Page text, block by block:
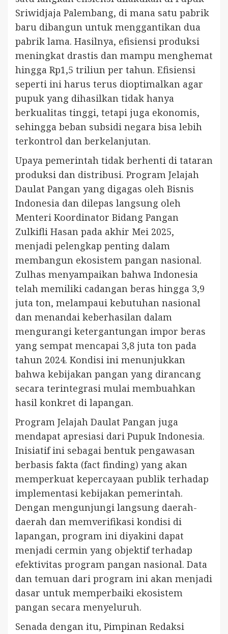
Sriwidjaja Palembang, di mana satu pabrik
baru dibangun untuk menggantikan dua
pabrik lama. Hasilnya, efisiensi produksi
meningkat drastis dan mampu menghemat
hingga Rp1,5 triliun per tahun. Efisiensi
seperti ini harus terus dioptimalkan agar
pupuk yang dihasilkan tidak hanya
berkualitas tinggi, tetapi juga ekonomis,
sehingga beban subsidi negara bisa lebih
terkontrol dan berkelanjutan.
Upaya pemerintah tidak berhenti di tataran
produksi dan distribusi. Program Jelajah
Daulat Pangan yang digagas oleh Bisnis
Indonesia dan dilepas langsung oleh
Menteri Koordinator Bidang Pangan
Zulkifli Hasan pada akhir Mei 2025,
menjadi pelengkap penting dalam
membangun ekosistem pangan nasional.
Zulhas menyampaikan bahwa Indonesia
telah memiliki cadangan beras hingga 3,9
juta ton, melampaui kebutuhan nasional
dan menandai keberhasilan dalam
mengurangi ketergantungan impor beras
yang sempat mencapai 3,8 juta ton pada
tahun 2024. Kondisi ini menunjukkan
bahwa kebijakan pangan yang dirancang
secara terintegrasi mulai membuahkan
hasil konkret di lapangan.
Program Jelajah Daulat Pangan juga
mendapat apresiasi dari Pupuk Indonesia.
Inisiatif ini sebagai bentuk pengawasan
berbasis fakta (fact finding) yang akan
memperkuat kepercayaan publik terhadap
implementasi kebijakan pemerintah.
Dengan mengunjungi langsung daerah-
daerah dan memverifikasi kondisi di
lapangan, program ini diyakini dapat
menjadi cermin yang objektif terhadap
efektivitas program pangan nasional. Data
dan temuan dari program ini akan menjadi
dasar untuk memperbaiki ekosistem
pangan secara menyeluruh.
Senada dengan itu, Pimpinan Redaksi